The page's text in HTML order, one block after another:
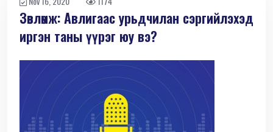
Зөвлөмж: Авлигаас урьдчилан сэргийлэхэд
иргэн таны үүрэг юу вэ?